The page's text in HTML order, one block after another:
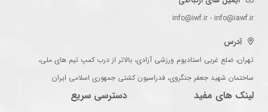
info@iwf.ir - info@iawf.ir
آدرس
تهران، ضلع غربی استادیوم ورزشی آزادی، بالاتر از درب کمپ تیم های ملی،
ساختمان شهید جعفر جنگروی، فدراسیون کشتی جمهوری اسلامی ایران
لینک های مفید دسترسی سریع